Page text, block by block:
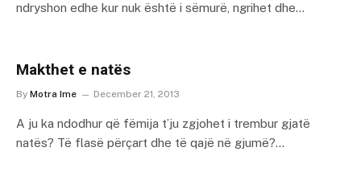
ndryshon edhe kur nuk është i sëmurë, ngrihet dhe…
Makthet e natës
By Motra Ime December 21, 2013
A ju ka ndodhur që fëmija t’ju zgjohet i trembur gjatë
natës? Të flasë përçart dhe të qajë në gjumë?…